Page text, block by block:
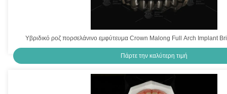
Υβριδικό ροζ πορσελάνινο εμφύτευμα Crown Malong Full Arch Implant
Πάρτε την καλύτερη τιμή